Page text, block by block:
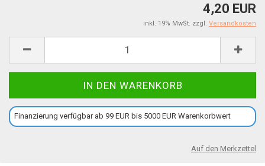
4,20 EUR
inkl. 19% MwSt. zzgl. Versandkosten
Finanzierung verfügbar ab 99 EUR bis 5000 EUR Warenkorbwert
Auf den Merkzettel